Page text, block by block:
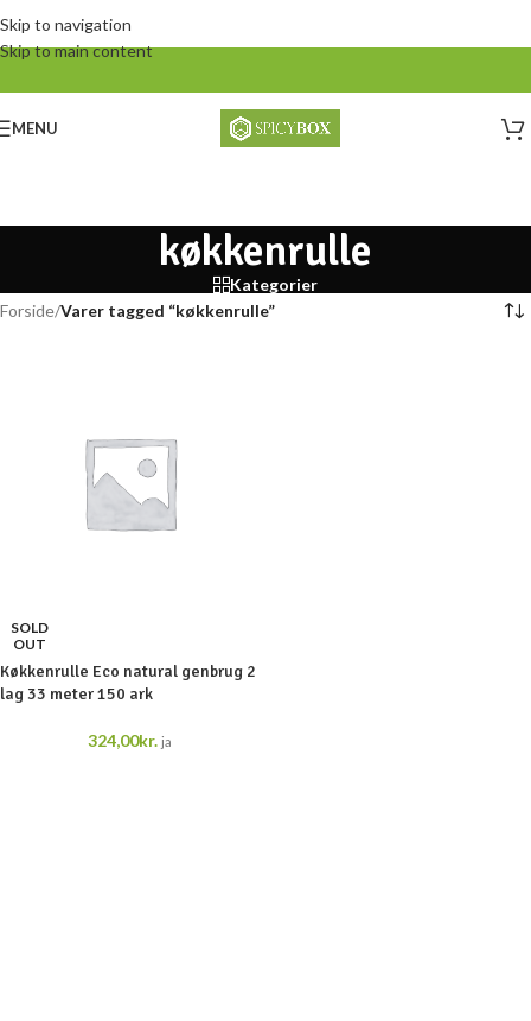
Skip to navigation
Skip to main content
MENU
køkkenrulle
Kategorier
Forside/Varer tagged “køkkenrulle”
SOLD
OUT
Køkkenrulle Eco natural genbrug 2
lag 33 meter 150 ark
324,00kr. ja